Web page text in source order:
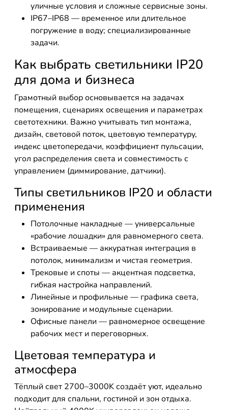
уличные условия и сложные сервисные зоны.
IP67–IP68 — временное или длительное
погружение в воду; специализированные
задачи.
Как выбрать светильники IP20
для дома и бизнеса
Грамотный выбор основывается на задачах
помещения, сценариях освещения и параметрах
светотехники. Важно учитывать тип монтажа,
дизайн, световой поток, цветовую температуру,
индекс цветопередачи, коэффициент пульсации,
угол распределения света и совместимость с
управлением (диммирование, датчики).
Типы светильников IP20 и области
применения
Потолочные накладные — универсальные
«рабочие лошадки» для равномерного света.
Встраиваемые — аккуратная интеграция в
потолок, минимализм и чистая геометрия.
Трековые и споты — акцентная подсветка,
гибкая настройка направлений.
Линейные и профильные — графика света,
зонирование и модульные сценарии.
Офисные панели — равномерное освещение
рабочих мест и переговорных.
Цветовая температура и
атмосфера
Тёплый свет 2700–3000K создаёт уют, идеально
подходит для спальни, гостиной и зон отдыха.